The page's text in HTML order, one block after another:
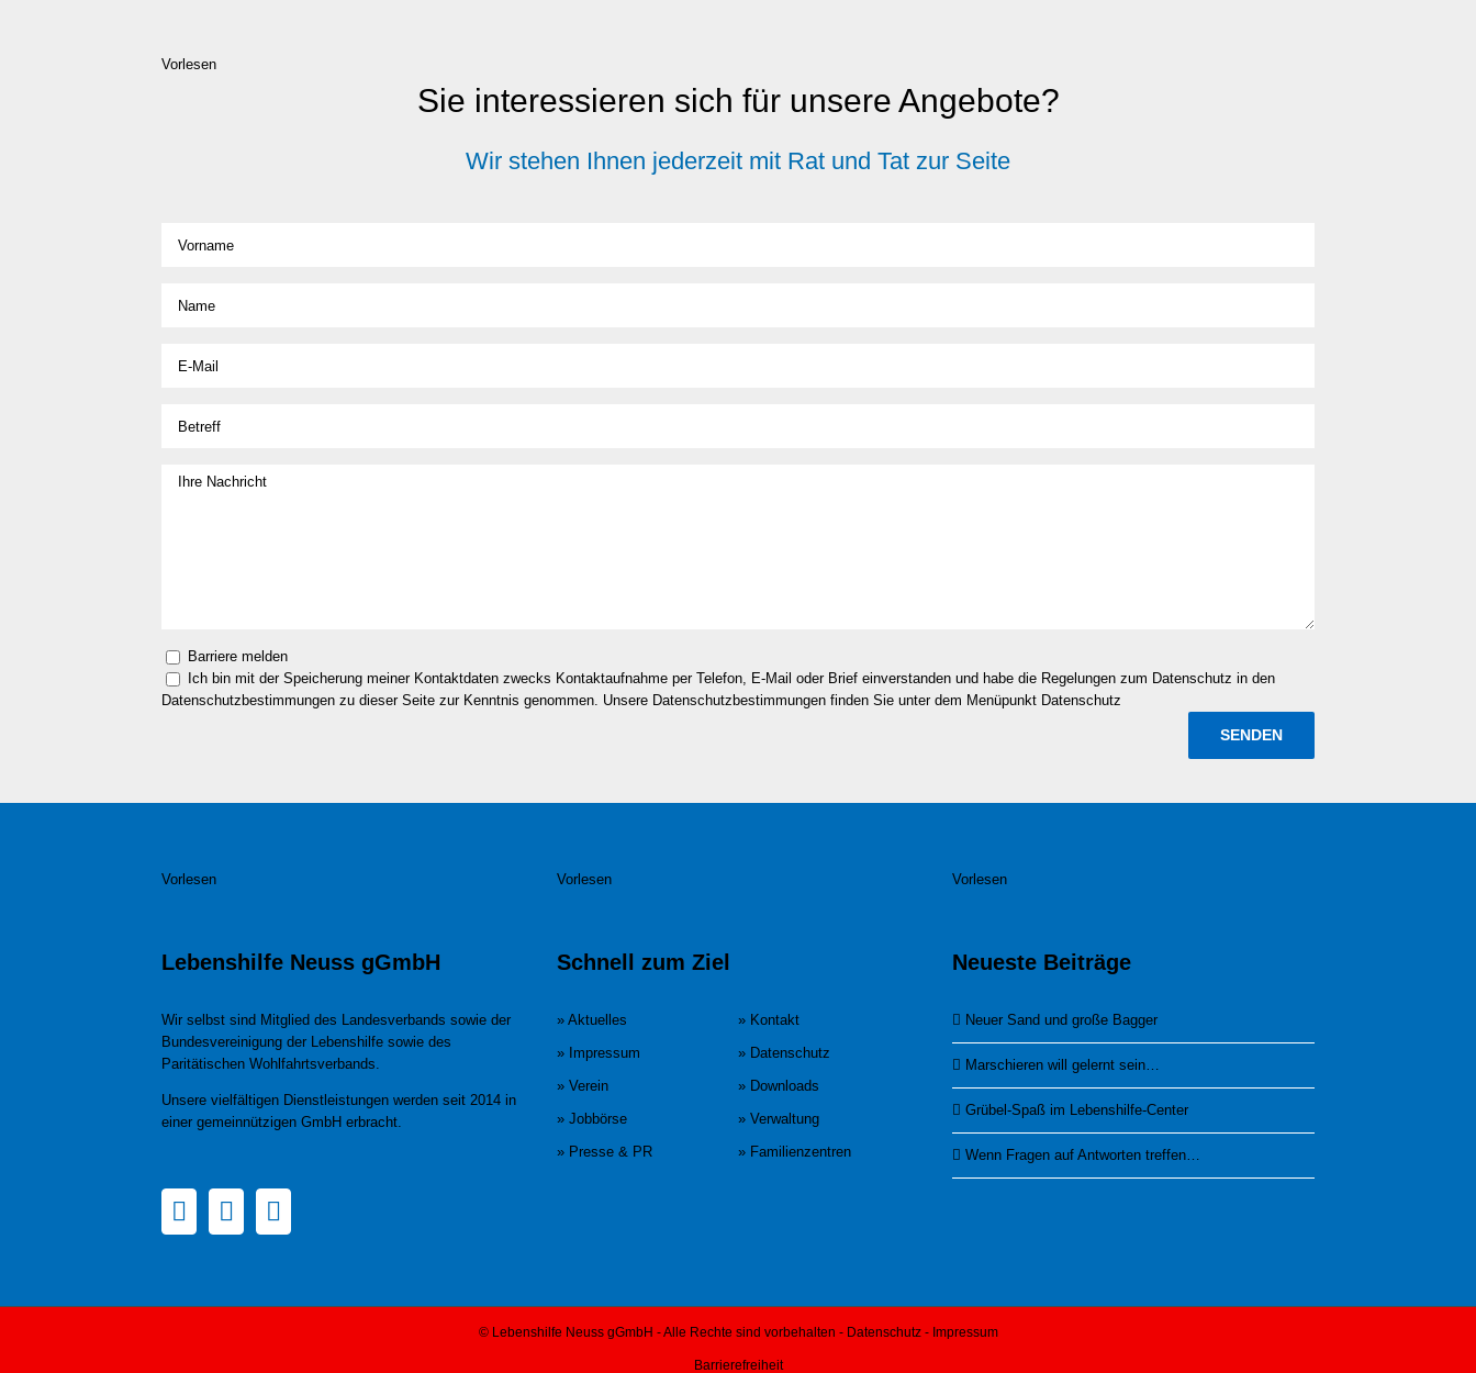
Vorlesen
Sie interessieren sich für unsere Angebote?
Wir stehen Ihnen jederzeit mit Rat und Tat zur Seite
Barriere melden
Ich bin mit der Speicherung meiner Kontaktdaten zwecks Kontaktaufnahme per Telefon, E-Mail oder Brief einverstanden und habe die Regelungen zum Datenschutz in den
Datenschutzbestimmungen zu dieser Seite zur Kenntnis genommen. Unsere Datenschutzbestimmungen finden Sie unter dem Menüpunkt Datenschutz
Vorlesen
Lebenshilfe Neuss gGmbH
Wir selbst sind Mitglied des Landesverbands sowie der
Bundesvereinigung der Lebenshilfe sowie des
Paritätischen Wohlfahrtsverbands.
Unsere vielfältigen Dienstleistungen werden seit 2014 in
einer gemeinnützigen GmbH erbracht.
Vorlesen
Schnell zum Ziel
» Aktuelles
» Kontakt
» Impressum
» Datenschutz
» Verein
» Downloads
» Jobbörse
» Verwaltung
» Presse & PR
» Familienzentren
Vorlesen
Neueste Beiträge
Neuer Sand und große Bagger
Marschieren will gelernt sein…
Grübel-Spaß im Lebenshilfe-Center
Wenn Fragen auf Antworten treffen…
© Lebenshilfe Neuss gGmbH - Alle Rechte sind vorbehalten - Datenschutz- Impressum
Barrierefreiheit